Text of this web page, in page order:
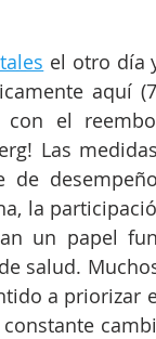
el otro día
aquí
con el
la
un papel
salud.
a priorizar